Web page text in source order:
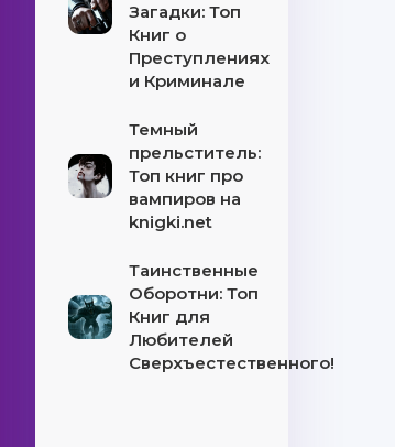
Загадки: Топ
Книг о
Преступлениях
и Криминале
Темный
прельститель:
Топ книг про
вампиров на
knigki.net
Таинственные
Оборотни: Топ
Книг для
Любителей
Сверхъестественного!